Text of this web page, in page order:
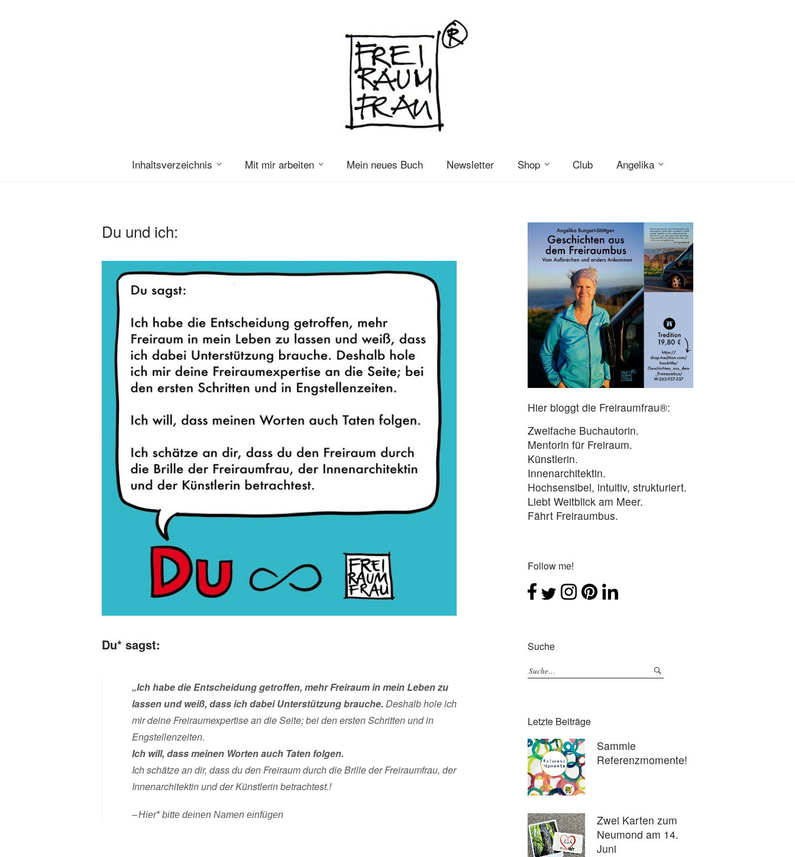
Inhaltsverzeichnis Mit mir arbeiten Mein neues Buch Newsletter Shop Club Angelika
Du und ich:
Du* sagst:
„Ich habe die Entscheidung getroffen, mehr Freiraum in mein Leben zu
lassen und weiß, dass ich dabei Unterstützung brauche. Deshalb hole ich
mir deine Freiraumexpertise an die Seite; bei den ersten Schritten und in
Engstellenzeiten.
Ich will, dass meinen Worten auch Taten folgen.
Ich schätze an dir, dass du den Freiraum durch die Brille der Freiraumfrau, der
Innenarchitektin und der Künstlerin betrachtest.!
Hier* bitte deinen Namen einfügen
Hier bloggt die Freiraumfrau®:
Zweifache Buchautorin.
Mentorin für Freiraum.
Künstlerin.
Innenarchitektin.
Hochsensibel, intuitiv, strukturiert.
Liebt Weitblick am Meer.
Fährt Freiraumbus.
Follow me!
Suche
Letzte Beiträge
Sammle
Referenzmomente!
Zwei Karten zum
Neumond am 14.
Juni